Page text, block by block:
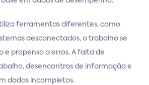
ferramentas diferentes, como
desconectados, o trabalho se
e propenso a erros. A falta de
desencontros de informação e
dados incompletos.